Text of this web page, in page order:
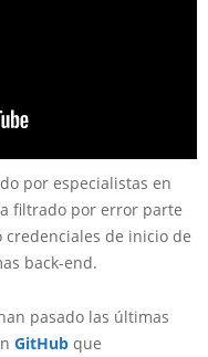
por especialistas en
filtrado por error parte
de inicio de
back-end.
pasado las últimas
GitHub que